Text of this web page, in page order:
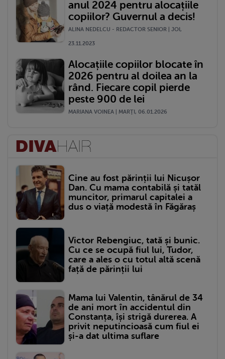
anul 2024 pentru alocațiile
copiilor? Guvernul a decis!
ALINA NEDELCU - REDACTOR SENIOR | JOI,
23.11.2023
Alocațiile copiilor blocate în
2026 pentru al doilea an la
rând. Fiecare copil pierde
peste 900 de lei
MARIANA VOINEA | MARŢI, 06.01.2026
Cine au fost părinții lui Nicușor
Dan. Cu mama contabilă și tatăl
muncitor, primarul capitalei a
dus o viață modestă în Făgăraș
Victor Rebengiuc, tată și bunic.
Cu ce se ocupă fiul lui, Tudor,
care a ales o cu totul altă scenă
față de părinții lui
Mama lui Valentin, tânărul de 34
de ani mort în accidentul din
Constanța, își strigă durerea. A
privit neputincioasă cum fiul ei
și-a dat ultima suflare